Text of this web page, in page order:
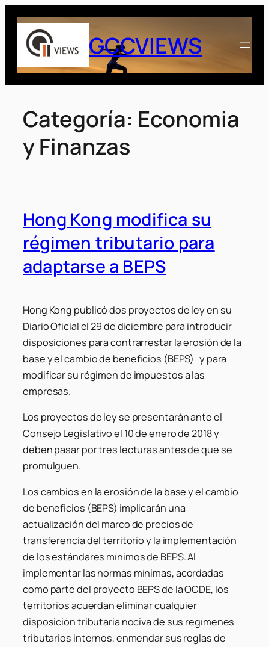
Saltar
contenido
GCCVIEWS
Categoría: Economia
y Finanzas
Hong Kong modifica su
régimen tributario para
adaptarse a BEPS
Hong Kong publicó dos proyectos de ley en su
Diario Oficial el 29 de diciembre para introducir
disposiciones para contrarrestar la erosión de la
base y el cambio de beneficios (BEPS) y para
modificar su régimen de impuestos a las
empresas.
Los proyectos de ley se presentarán ante el
Consejo Legislativo el 10 de enero de 2018 y
deben pasar por tres lecturas antes de que se
promulguen.
Los cambios en la erosión de la base y el cambio
de beneficios (BEPS) implicarán una
actualización del marco de precios de
transferencia del territorio y la implementación
de los estándares mínimos de BEPS. Al
implementar las normas mínimas, acordadas
como parte del proyecto BEPS de la OCDE, los
territorios acuerdan eliminar cualquier
disposición tributaria nociva de sus regímenes
tributarios internos, enmendar sus reglas de